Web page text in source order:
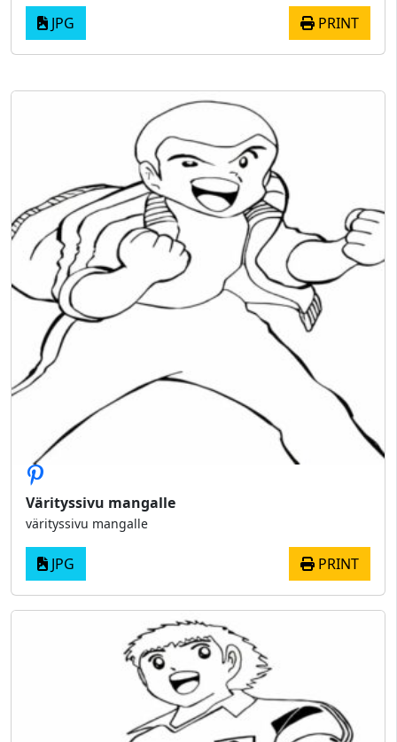
JPG PRINT
Värityssivu mangalle
värityssivu mangalle
JPG PRINT